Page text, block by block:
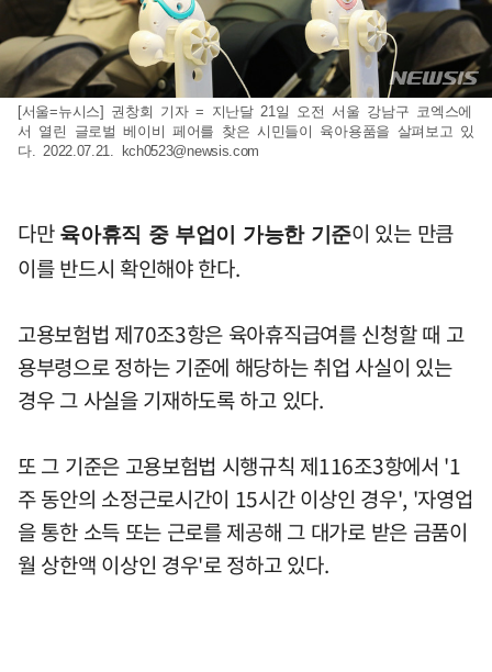
[서울=뉴시스] 권창회 기자 = 지난달 21일 오전 서울 강남구 코엑스에
서 열린 글로벌 베이비 페어를 찾은 시민들이 육아용품을 살펴보고 있
다. 2022.07.21. kch0523@newsis.com
다만 육아휴직 중 부업이 가능한 기준이 있는 만큼
이를 반드시 확인해야 한다.
고용보험법 제70조3항은 육아휴직급여를 신청할 때 고
용부령으로 정하는 기준에 해당하는 취업 사실이 있는
경우 그 사실을 기재하도록 하고 있다.
또 그 기준은 고용보험법 시행규칙 제116조3항에서 '1
주 동안의 소정근로시간이 15시간 이상인 경우', '자영업
을 통한 소득 또는 근로를 제공해 그 대가로 받은 금품이
월 상한액 이상인 경우'로 정하고 있다.